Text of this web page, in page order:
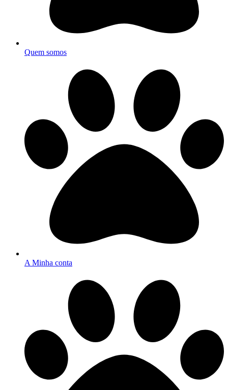
Quem somos
A Minha conta